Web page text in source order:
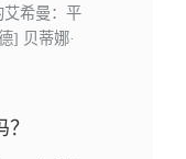
艾希曼：平
] 贝蒂娜·